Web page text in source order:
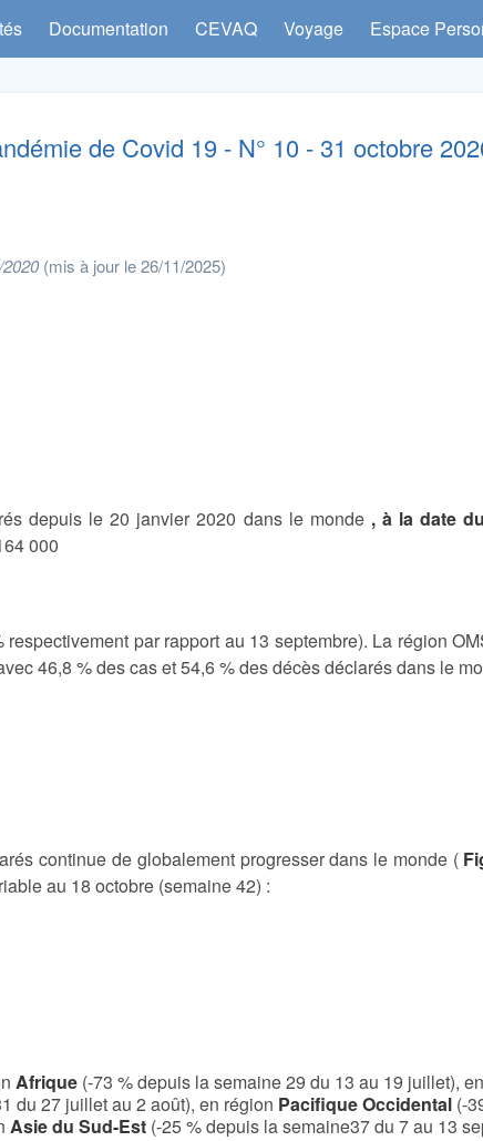
Documentation CEVAQ Voyage Espace
de Covid 19 - N° 10 - 31 octobre
(mis à jour le 26/11/2025)
depuis le 20 janvier 2020 dans le monde , à la date
000
respectivement par rapport au 13 septembre). La région
46,8 % des cas et 54,6 % des décès déclarés dans le
continue de globalement progresser dans le monde (
au 18 octobre (semaine 42) :
Afrique (-73 % depuis la semaine 29 du 13 au 19 juillet),
du 27 juillet au 2 août), en région Pacifique Occidental (-
Asie du Sud-Est (-25 % depuis la semaine37 du 7 au 13